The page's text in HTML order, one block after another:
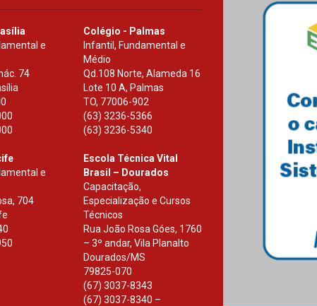
e
74
Colégio - Palmas
Infantil, Fundamental e
Médio
Qd.108 Norte, Alameda 16
Lote 10 A, Palmas
TO, 77006-902
(63) 3236-5366
(63) 3236-5340
e
704
Escola Técnica Vital
Brasil – Dourados
Capacitação,
Especialização e Cursos
Técnicos
Rua João Rosa Góes, 1760
– 3º andar, Vila Planalto
Dourados/MS
79825-070
(67) 3037-8343
(67) 3037-8340 –